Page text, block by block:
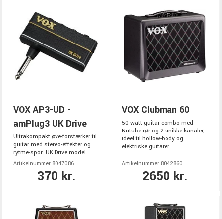
VOX AP3-UD -
amPlug3 UK Drive
Ultrakompakt øve-forstærker til
guitar med stereo-effekter og
rytme-spor. UK Drive model.
Artikelnummer 8047086
370 kr.
VOX Clubman 60
50 watt guitar-combo med
Nutube rør og 2 unikke kanaler,
ideel til hollow-body og
elektriske guitarer.
Artikelnummer 8042860
2650 kr.